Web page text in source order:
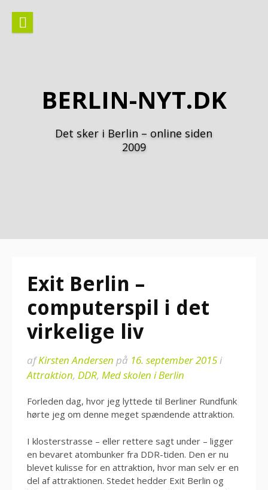
indhold
BERLIN-NYT.DK
Det sker i Berlin – online siden
2009
Exit Berlin –
computerspil i det
virkelige liv
afKirsten Andersen på 16. september 2015i
Attraktion, DDR, Med skolen i Berlin
Forleden dag, hvor jeg lyttede til Berliner Rundfunk
hørte jeg om denne meget spændende attraktion.
I klosterstrasse – eller rettere sagt under – ligger
en bevaret atombunker fra DDR-tiden. Den er nu
blevet kulisse for en attraktion, hvor man selv er en
del af attraktionen. Stedet hedder Exit Berlin og